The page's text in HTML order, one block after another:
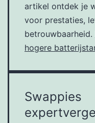
artikel ontdek je
voor prestaties,
betrouwbaarheid.
hogere
Swappies